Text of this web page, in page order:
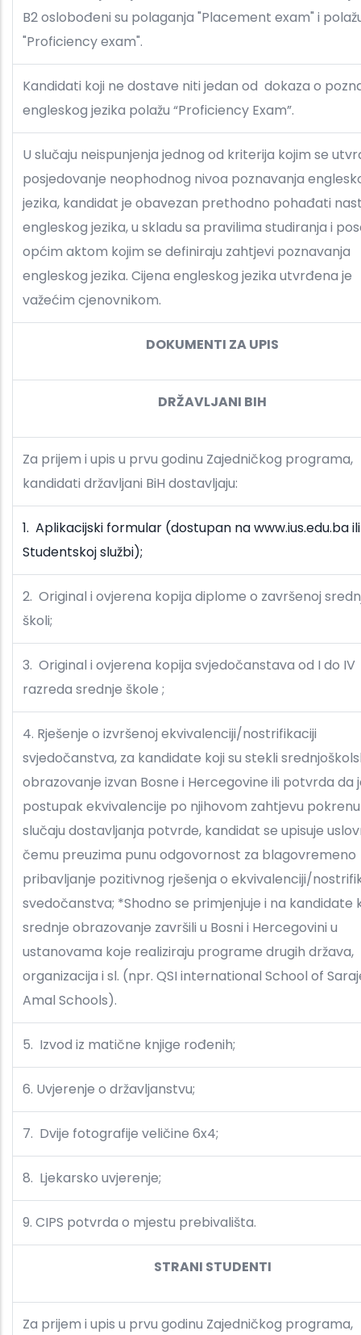
B2 oslobođeni su polaganja "Placement exam" i
"Proficiency exam".
Kandidati koji ne dostave niti jedan od dokaza o
engleskog jezika polažu “Proficiency Exam”.
U slučaju neispunjenja jednog od kriterija kojim se
posjedovanje neophodnog nivoa poznavanja
jezika, kandidat je obavezan prethodno pohađati
engleskog jezika, u skladu sa pravilima studiranja i
općim aktom kojim se definiraju zahtjevi poznavanja
engleskog jezika. Cijena engleskog jezika utvrđena je
važećim cjenovnikom.
DOKUMENTI ZA UPIS
DRŽAVLJANI BIH
Za prijem i upis u prvu godinu Zajedničkog programa,
kandidati državljani BiH dostavljaju:
1. Aplikacijski formular (dostupan na www.ius.edu.ba
Studentskoj službi);
2. Original i ovjerena kopija diplome o završenoj
školi;
3. Original i ovjerena kopija svjedočanstava od I do IV
razreda srednje škole ;
4. Rješenje o izvršenoj ekvivalenciji/nostrifikaciji
svjedočanstva, za kandidate koji su stekli
obrazovanje izvan Bosne i Hercegovine ili potvrda da
postupak ekvivalencije po njihovom zahtjevu
slučaju dostavljanja potvrde, kandidat se upisuje
čemu preuzima punu odgovornost za blagovremeno
pribavljanje pozitivnog rješenja o ekvivalenciji/
svedočanstva; *Shodno se primjenjuje i na kandidate
srednje obrazovanje završili u Bosni i Hercegovini u
ustanovama koje realiziraju programe drugih država,
organizacija i sl. (npr. QSI international School of
Amal Schools).
5. Izvod iz matične knjige rođenih;
6. Uvjerenje o državljanstvu;
7. Dvije fotografije veličine 6x4;
8. Ljekarsko uvjerenje;
9. CIPS potvrda o mjestu prebivališta.
STRANI STUDENTI
Za prijem i upis u prvu godinu Zajedničkog programa,